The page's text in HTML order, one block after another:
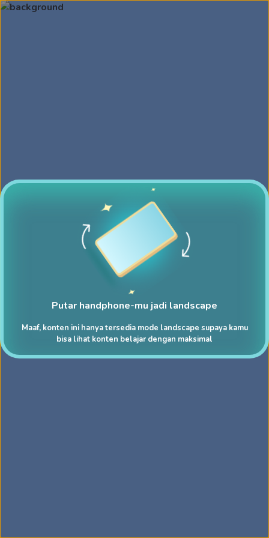
Putar handphone-mu jadi landscape
Maaf, konten ini hanya tersedia mode landscape supaya kamu
bisa lihat konten belajar dengan maksimal